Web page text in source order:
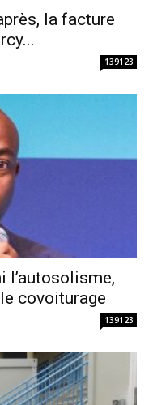
la facture
139123
l’autosolisme,
covoiturage
139123